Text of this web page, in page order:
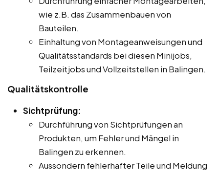
wie z.B. das Zusammenbauen von
Bauteilen.
Einhaltung von Montageanweisungen und
Qualitätsstandards bei diesen Minijobs,
Teilzeitjobs und Vollzeitstellen in Balingen.
Qualitätskontrolle
Sichtprüfung:
Durchführung von Sichtprüfungen an
Produkten, um Fehler und Mängel in
Balingen zu erkennen.
Aussondern fehlerhafter Teile und Meldung